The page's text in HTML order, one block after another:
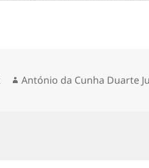
Autor
António da Cunha Duarte